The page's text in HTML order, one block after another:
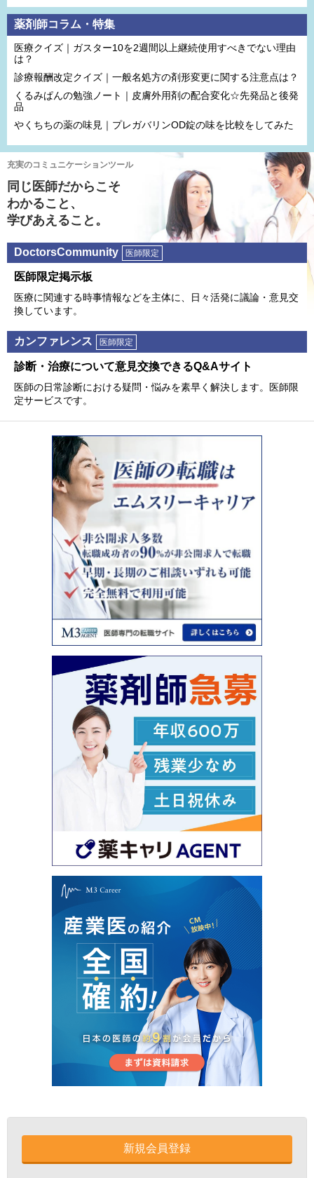
薬剤師コラム・特集
医療クイズ｜ガスター10を2週間以上継続使用すべきでない理由
は？
診療報酬改定クイズ｜一般名処方の剤形変更に関する注意点は？
くるみぱんの勉強ノート｜皮膚外用剤の配合変化☆先発品と後発
品
やくちちの薬の味見｜プレガバリンOD錠の味を比較をしてみた
充実のコミュニケーションツール
同じ医師だからこそ
わかること、
学びあえること。
DoctorsCommunity 医師限定
医師限定掲⽰板
医療に関連する時事情報などを主体に、⽇々活発に議論・意⾒交
換しています。
カンファレンス 医師限定
診断・治療について意⾒交換できるQ&Aサイト
医師の⽇常診断における疑問・悩みを素早く解決します。医師限
定サービスです。
新規会員登録